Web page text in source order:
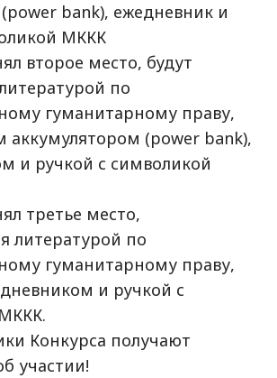
bank), ежедневник и
МККК
второе место, будут
по
гуманитарному праву,
аккумулятором (power bank),
и ручкой с символикой
третье место,
литературой по
гуманитарному праву,
и ручкой с
Конкурса получают
участии!